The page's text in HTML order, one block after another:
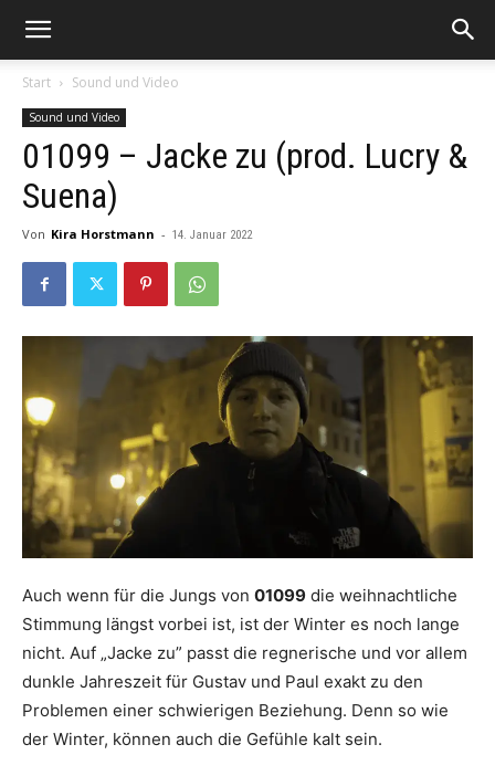
Start Sound und Video
Sound und Video
01099 – Jacke zu (prod. Lucry &
Suena)
Von Kira Horstmann - 14. Januar 2022
Auch wenn für die Jungs von 01099 die weihnachtliche
Stimmung längst vorbei ist, ist der Winter es noch lange
nicht. Auf „Jacke zu” passt die regnerische und vor allem
dunkle Jahreszeit für Gustav und Paul exakt zu den
Problemen einer schwierigen Beziehung. Denn so wie
der Winter, können auch die Gefühle kalt sein.